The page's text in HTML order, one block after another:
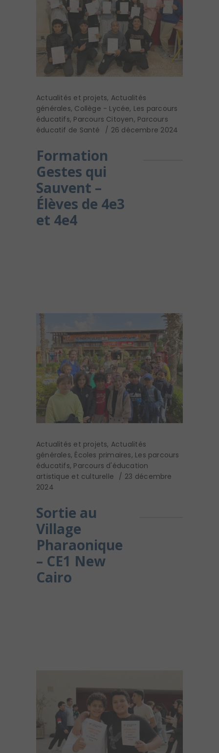
Actualités et projets, Actualités
générales, Collège - Lycée, Les parcours
éducatifs, Parcours Citoyen, Parcours
éducatif de Santé
26 décembre 2024
Formation
Gestes qui
Sauvent –
Élèves de 4e3
et 4e4
Actualités et projets, Actualités
générales, Écoles primaires, Les parcours
éducatifs, Parcours d'éducation
artistique et culturelle
23 décembre
2024
Sortie au
Village
Pharaonique
– CE1 New
Cairo